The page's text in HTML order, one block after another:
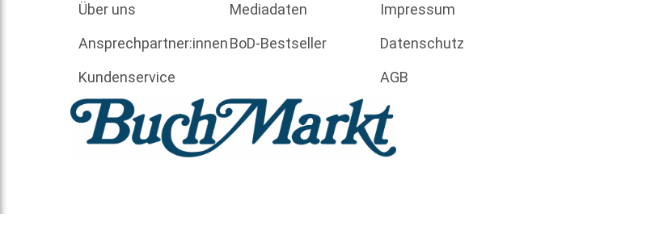
Über uns
Ansprechpartner:innen
Kundenservice
Mediadaten
BoD-Bestseller
Impressum
Datenschutz
AGB